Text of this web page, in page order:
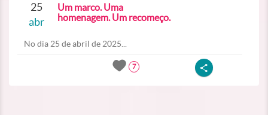
25
abr
Um marco. Uma
homenagem. Um recomeço.
No dia 25 de abril de 2025...
7